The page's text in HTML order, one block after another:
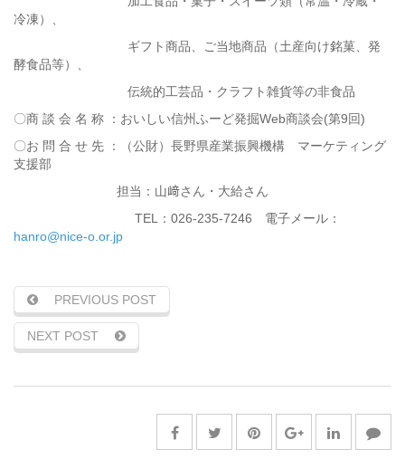
冷凍）、
ギフト商品、ご当地商品（土産向け銘菓、発
酵食品等）、
伝統的工芸品・クラフト雑貨等の非食品
〇商 談 会 名 称 ：おいしい信州ふーど発掘Web商談会(第9回)
〇お 問 合 せ 先 ：（公財）長野県産業振興機構 マーケティング
支援部
担当：山﨑さん・大給さん
TEL：026-235-7246 電子メール：
hanro@nice-o.or.jp
PREVIOUS POST
NEXT POST